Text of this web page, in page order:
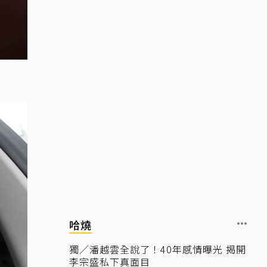
哈燒
獨／潘越雲全說了！40年感情曝光 揭開
李宗盛私下真面目